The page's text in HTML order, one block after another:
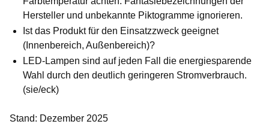
Hersteller und unbekannte Piktogramme ignorieren.
Ist das Produkt für den Einsatzzweck geeignet
(Innenbereich, Außenbereich)?
LED-Lampen sind auf jeden Fall die energiesparende
Wahl durch den deutlich geringeren Stromverbrauch.
(sie/eck)
Stand: Dezember 2025